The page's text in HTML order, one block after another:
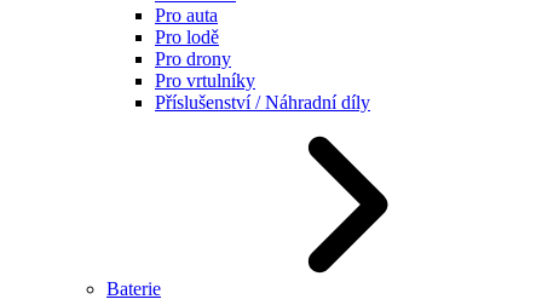
Pro auta
Pro lodě
Pro drony
Pro vrtulníky
Příslušenství / Náhradní díly
Baterie